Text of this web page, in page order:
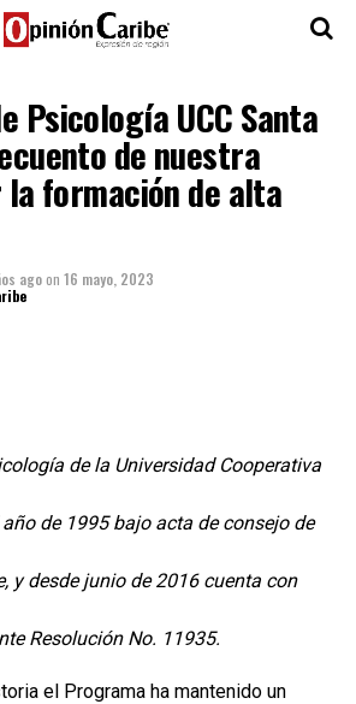
Psicología UCC Santa
de nuestra
formación de alta
agoon 16 mayo, 2023
de la Universidad Cooperativa
de 1995 bajo acta de consejo de
y desde junio de 2016 cuenta con
Resolución No. 11935.
el Programa ha mantenido un